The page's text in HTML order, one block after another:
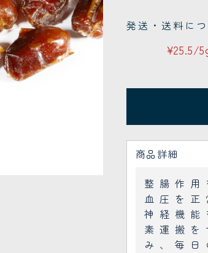
発送・送料に
¥25.5/
商品詳細
整腸作用
血圧を
神経機能
素運搬
み、毎